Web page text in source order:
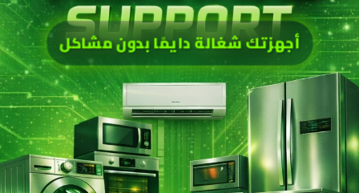
أجهزتك شغالة دايمًا بدون مشاكل